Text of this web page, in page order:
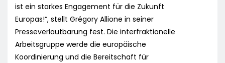
ist ein starkes Engagement für die Zukunft
Europas!“, stellt Grégory Allione in seiner
Presseverlautbarung fest. Die interfraktionelle
Arbeitsgruppe werde die europäische
Koordinierung und die Bereitschaft für